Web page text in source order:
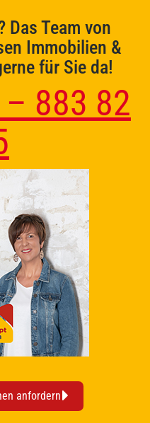
Das Team von
Immobilien &
für Sie da!
883 82
anfordern